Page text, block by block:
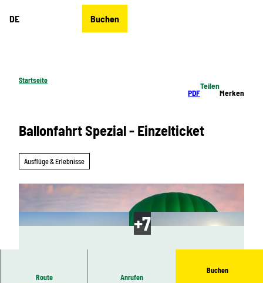
DE Buchen
Startseite
PDF
Teilen
Merken
Ballonfahrt Spezial - Einzelticket
Ausflüge & Erlebnisse
Route Anrufen
Buchen
Ballonfahrt zum Sonnenauf- oder untergang sachsenweit